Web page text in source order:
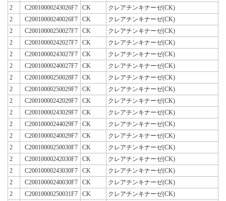
2
C20010000243026F7 CK
クレアチンキナーゼ(CK)
2
C20010000240026F7 CK
クレアチンキナーゼ(CK)
2
C20010000250027F7 CK
クレアチンキナーゼ(CK)
2
C20010000242027F7 CK
クレアチンキナーゼ(CK)
2
C20010000243027F7 CK
クレアチンキナーゼ(CK)
2
C20010000240027F7 CK
クレアチンキナーゼ(CK)
2
C20010000250028F7 CK
クレアチンキナーゼ(CK)
2
C20010000250029F7 CK
クレアチンキナーゼ(CK)
2
C20010000242029F7 CK
クレアチンキナーゼ(CK)
2
C20010000243029F7 CK
クレアチンキナーゼ(CK)
2
C20010000244029F7 CK
クレアチンキナーゼ(CK)
2
C20010000240029F7 CK
クレアチンキナーゼ(CK)
2
C20010000250030F7 CK
クレアチンキナーゼ(CK)
2
C20010000242030F7 CK
クレアチンキナーゼ(CK)
2
C20010000243030F7 CK
クレアチンキナーゼ(CK)
2
C20010000240030F7 CK
クレアチンキナーゼ(CK)
2
C20010000250031F7 CK
クレアチンキナーゼ(CK)